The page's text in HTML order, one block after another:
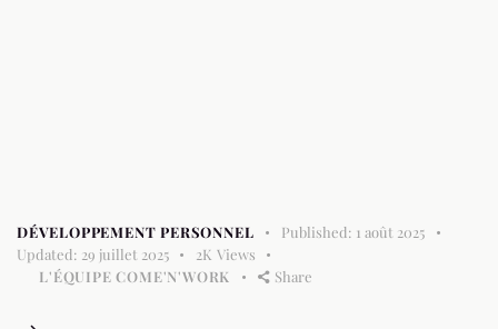
DÉVELOPPEMENT PERSONNEL Published: 1 août 2025
Updated: 29 juillet 2025 2K Views
L'ÉQUIPE COME'N'WORK
Share